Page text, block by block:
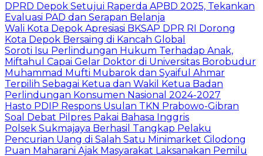
DPRD Depok Setujui Raperda APBD 2025, Tekankan
Evaluasi PAD dan Serapan Belanja
Wali Kota Depok Apresiasi BKSAP DPR RI Dorong
Kota Depok Bersaing di Kancah Global
Soroti Isu Perlindungan Hukum Terhadap Anak,
Miftahul Capai Gelar Doktor di Universitas Borobudur
Muhammad Mufti Mubarok dan Syaiful Ahmar
Terpilih Sebagai Ketua dan Wakil Ketua Badan
Perlindungan Konsumen Nasional 2024-2027
Hasto PDIP Respons Usulan TKN Prabowo-Gibran
Soal Debat Pilpres Pakai Bahasa Inggris
Polsek Sukmajaya Berhasil Tangkap Pelaku
Pencurian Uang di Salah Satu Minimarket Cilodong
Puan Maharani Ajak Masyarakat Laksanakan Pemilu